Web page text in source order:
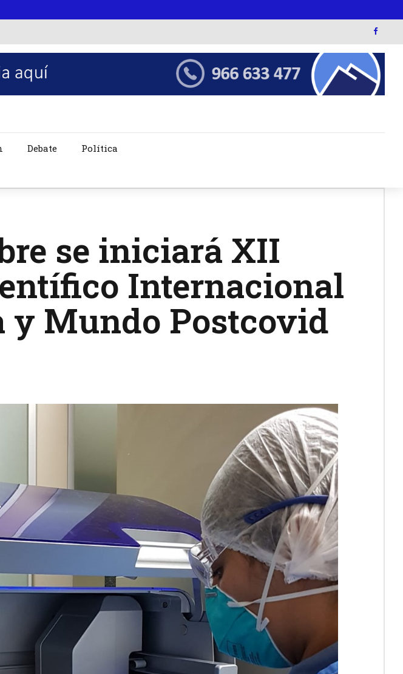
Debate Política
se iniciará XII
Internacional
y Mundo Postcovid